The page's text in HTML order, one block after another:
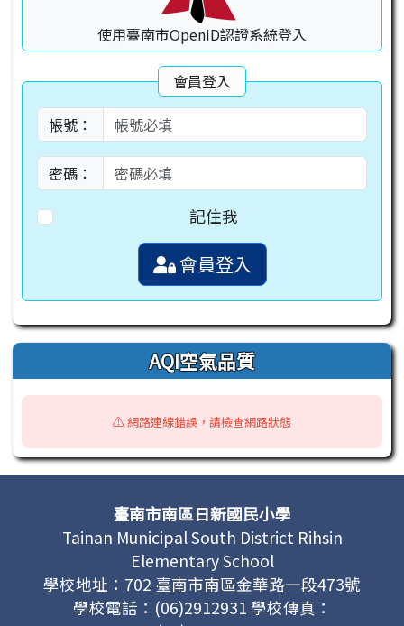
使用臺南市OpenID認證系統登入
會員登入
帳號：
密碼：
記住我
會員登入
AQI空氣品質
⚠️ 網路連線錯誤，請檢查網路狀態
頁尾區域內容臺南市南區日新國民小學
Tainan Municipal South District Rihsin
Elementary School
學校地址：702 臺南市南區金華路一段473號
學校電話：(06)2912931 學校傳真：